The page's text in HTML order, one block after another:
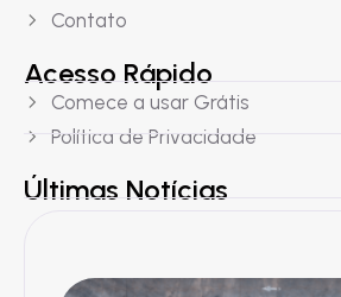
Contato
Acesso Rápido
Comece a usar Grátis
Política de Privacidade
Últimas Notícias